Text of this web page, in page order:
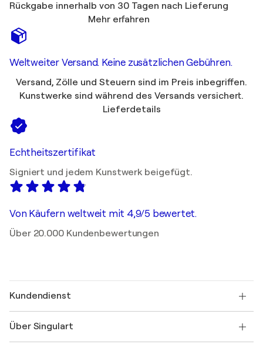
Rückgabe innerhalb von 30 Tagen nach Lieferung
Mehr erfahren
Weltweiter Versand. Keine zusätzlichen Gebühren.
Versand, Zölle und Steuern sind im Preis inbegriffen.
Kunstwerke sind während des Versands versichert.
Lieferdetails
Echtheitszertifikat
Signiert und jedem Kunstwerk beigefügt.
Von Käufern weltweit mit 4,9/5 bewertet.
Über 20.000 Kundenbewertungen
Kundendienst
Versand
Über Singulart